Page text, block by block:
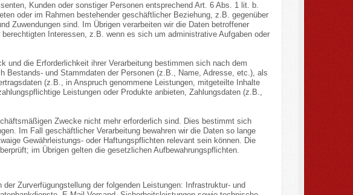
Kunden oder sonstiger Personen entsprechend Art. 6 Abs. 1 lit. b.
oder im Rahmen bestehender geschäftlicher Beziehung, z.B. gegenüber
Zuwendungen sind. Im Übrigen verarbeiten wir die Daten betroffener
Interessen, z.B. wenn es sich um administrative Aufgaben oder
und die Erforderlichkeit ihrer Verarbeitung bestimmen sich nach dem
Bestands- und Stammdaten der Personen (z.B., Name, Adresse, etc.), als
(z.B., in Anspruch genommene Leistungen, mitgeteilte Inhalte
Leistungen oder Produkte anbieten, Zahlungsdaten (z.B.,
Zwecke nicht mehr erforderlich sind. Dies bestimmt sich
Im Fall geschäftlicher Verarbeitung bewahren wir die Daten so lange
Gewährleistungs- oder Haftungspflichten relevant sein können. Die
im Übrigen gelten die gesetzlichen Aufbewahrungspflichten.
Zurverfügungstellung der folgenden Leistungen: Infrastruktur- und